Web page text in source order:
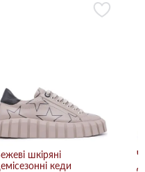
шкіряні
кеди